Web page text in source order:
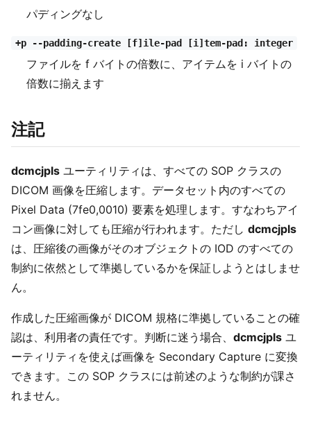
パディングなし
+p --padding-create [f]ile-pad [i]tem-pad: integer
ファイルを f バイトの倍数に、アイテムを i バイトの
倍数に揃えます
注記
dcmcjpls ユーティリティは、すべての SOP クラスの
DICOM 画像を圧縮します。データセット内のすべての
Pixel Data (7fe0,0010) 要素を処理します。すなわちアイ
コン画像に対しても圧縮が行われます。ただし dcmcjpls
は、圧縮後の画像がそのオブジェクトの IOD のすべての
制約に依然として準拠しているかを保証しようとはしませ
ん。
作成した圧縮画像が DICOM 規格に準拠していることの確
認は、利用者の責任です。判断に迷う場合、 dcmcjpls ユ
ーティリティを使えば画像を Secondary Capture に変換
できます。この SOP クラスには前述のような制約が課さ
れません。